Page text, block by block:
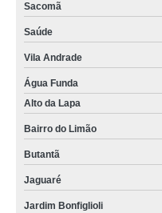
Sacomã
Saúde
Vila Andrade
Água Funda
Alto da Lapa
Bairro do Limão
Butantã
Jaguaré
Jardim Bonfiglioli